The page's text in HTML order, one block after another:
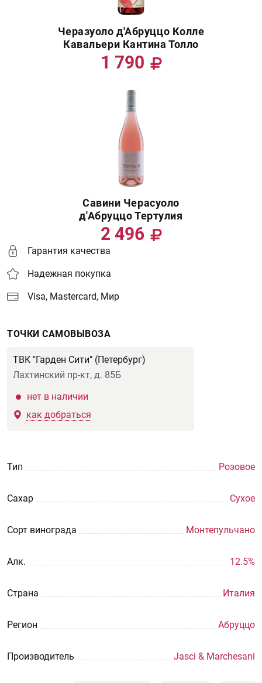
Черазуоло д'Абруццо Колле
Кавальери Кантина Толло
1 790
Савини Черасуоло
д'Абруццо Тертулия
2 496
Гарантия качества
Надежная покупка
Visa, Mastercard, Мир
ТОЧКИ САМОВЫВОЗА
ТВК "Гарден Сити" (Петербург)
Лахтинский пр-кт, д. 85Б
нет в наличии
как добраться
Тип Розовое
Сахар Сухое
Сорт винограда Монтепульчано
Aлк. 12.5%
Страна Италия
Регион Абруццо
Производитель Jasci & Marchesani